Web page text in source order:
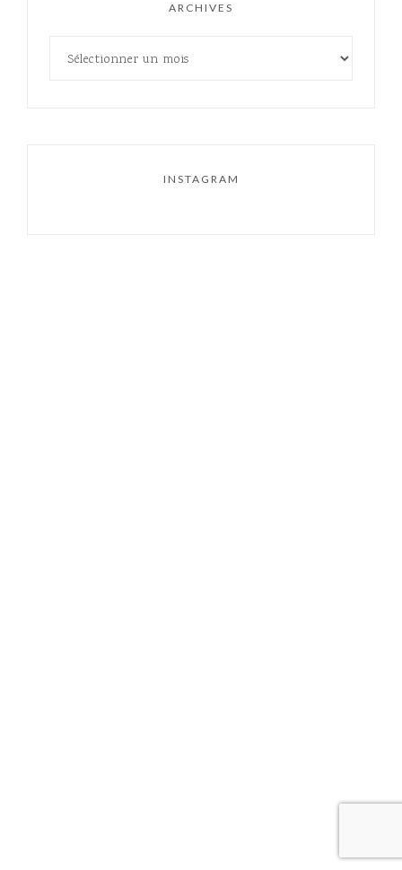
ARCHIVES
INSTAGRAM